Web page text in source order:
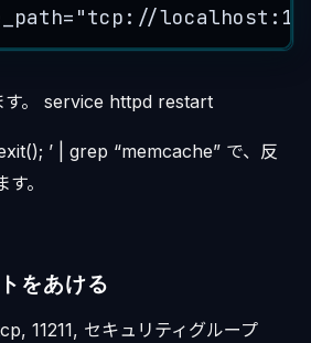
= "tcp://
す。 service httpd restart
’ | grep “memcache” で、反
。
をあける
11211, セキュリティグループ